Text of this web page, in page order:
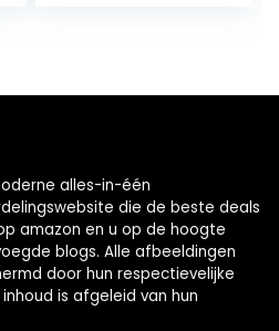
alles-in-één
die de beste deals
amazon en u op de hoogte
blogs. Alle afbeeldingen
door hun respectievelijke
is afgeleid van hun